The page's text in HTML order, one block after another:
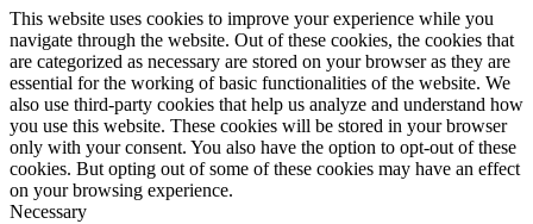
This website uses cookies to improve your experience while you
navigate through the website. Out of these cookies, the cookies that
are categorized as necessary are stored on your browser as they are
essential for the working of basic functionalities of the website. We
also use third-party cookies that help us analyze and understand how
you use this website. These cookies will be stored in your browser
only with your consent. You also have the option to opt-out of these
cookies. But opting out of some of these cookies may have an effect
on your browsing experience.
Necessary